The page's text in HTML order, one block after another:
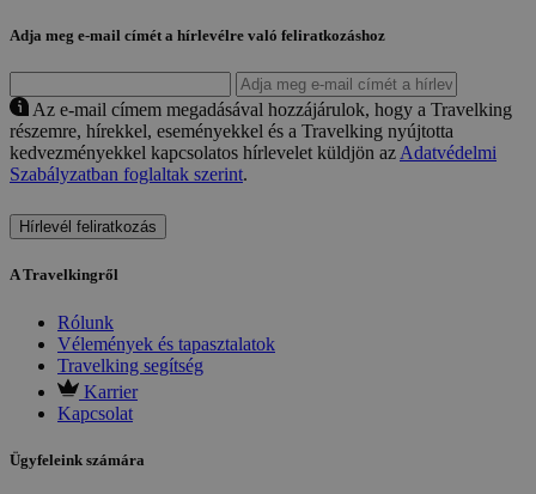
Adja meg e-mail címét a hírlevélre való feliratkozáshoz
Az e-mail címem megadásával hozzájárulok, hogy a Travelking
részemre, hírekkel, eseményekkel és a Travelking nyújtotta
kedvezményekkel kapcsolatos hírlevelet küldjön az Adatvédelmi
Szabályzatban foglaltak szerint.
Hírlevél feliratkozás
A Travelkingről
Rólunk
Vélemények és tapasztalatok
Travelking segítség
Karrier
Kapcsolat
Ügyfeleink számára